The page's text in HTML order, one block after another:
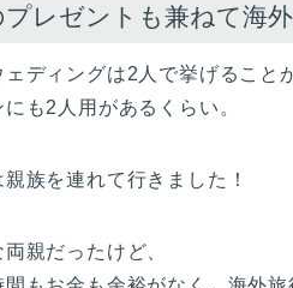
レゼントも兼ねて海
ディングは2人で挙げること
も2人用があるくらい。
族を連れて行きました！
親だったけど、